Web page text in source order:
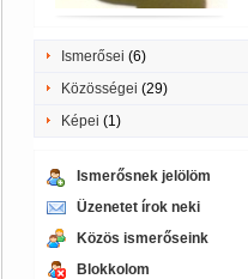
Ismerősei (6)
Közösségei (29)
Képei (1)
Ismerősnek jelölöm
Üzenetet írok neki
Közös ismerőseink
Blokkolom